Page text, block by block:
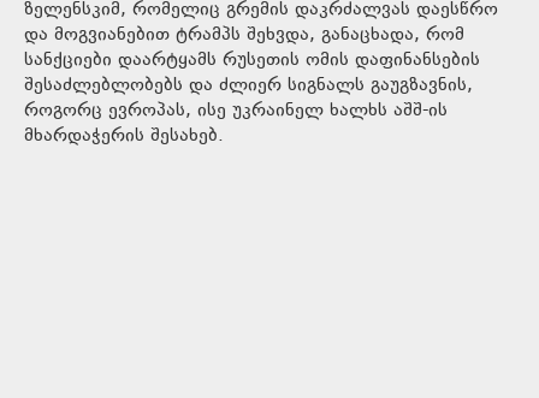
ზელენსკიმ, რომელიც გრემის დაკრძალვას დაესწრო
და მოგვიანებით ტრამპს შეხვდა, განაცხადა, რომ
სანქციები დაარტყამს რუსეთის ომის დაფინანსების
შესაძლებლობებს და ძლიერ სიგნალს გაუგზავნის,
როგორც ევროპას, ისე უკრაინელ ხალხს აშშ-ის
მხარდაჭერის შესახებ.